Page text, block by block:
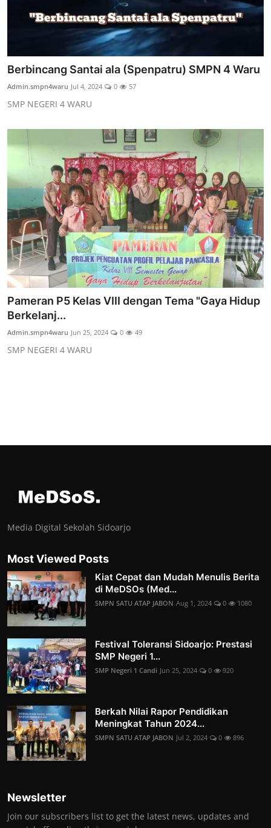
Berbincang Santai ala (Spenpatru) SMPN 4 Waru
Admin.smpn4waru Jul 4, 2024 0 57
SMP NEGERI 4 WARU
Pameran P5 Kelas VIII dengan Tema "Gaya Hidup
Berkelanj...
Admin.smpn4waru Jun 25, 2024 0 49
SMP NEGERI 4 WARU
Media Digital Sekolah Sidoarjo
Most Viewed Posts
Kiat Cepat dan Mudah Menulis Berita
di MeDSOs (Med...
SMPN SATU ATAP JABON Aug 1, 2024 0 1080
Festival Toleransi Sidoarjo: Prestasi
SMP Negeri 1...
SMP Negeri 1 Candi Jun 25, 2024 0 920
Berkah Nilai Rapor Pendidikan
Meningkat Tahun 2024...
SMPN SATU ATAP JABON Jul 2, 2024 0 896
Newsletter
Join our subscribers list to get the latest news, updates and